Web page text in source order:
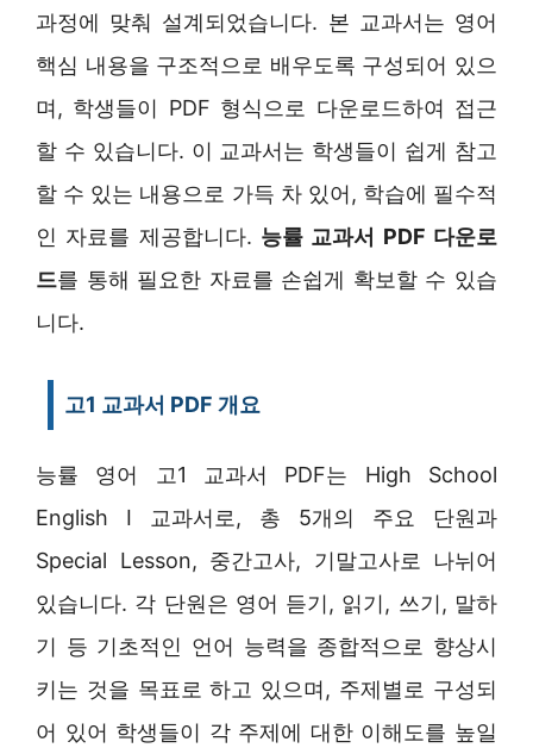
과정에 맞춰 설계되었습니다. 본 교과서는 영어
핵심 내용을 구조적으로 배우도록 구성되어 있으
며, 학생들이 PDF 형식으로 다운로드하여 접근
할 수 있습니다. 이 교과서는 학생들이 쉽게 참고
할 수 있는 내용으로 가득 차 있어, 학습에 필수적
인 자료를 제공합니다. 능률 교과서 PDF 다운로
드를 통해 필요한 자료를 손쉽게 확보할 수 있습
니다.
고1 교과서 PDF 개요
능률 영어 고1 교과서 PDF는 High School
English I 교과서로, 총 5개의 주요 단원과
Special Lesson, 중간고사, 기말고사로 나뉘어
있습니다. 각 단원은 영어 듣기, 읽기, 쓰기, 말하
기 등 기초적인 언어 능력을 종합적으로 향상시
키는 것을 목표로 하고 있으며, 주제별로 구성되
어 있어 학생들이 각 주제에 대한 이해도를 높일